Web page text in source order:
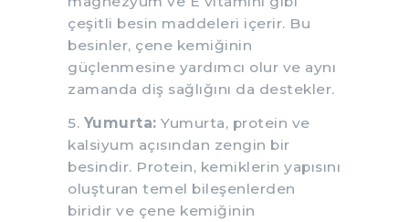
çeşitli besin maddeleri içerir. Bu
besinler, çene kemiğinin
güçlenmesine yardımcı olur ve aynı
zamanda diş sağlığını da destekler.
5. Yumurta: Yumurta, protein ve
kalsiyum açısından zengin bir
besindir. Protein, kemiklerin yapısını
oluşturan temel bileşenlerden
biridir ve çene kemiğinin